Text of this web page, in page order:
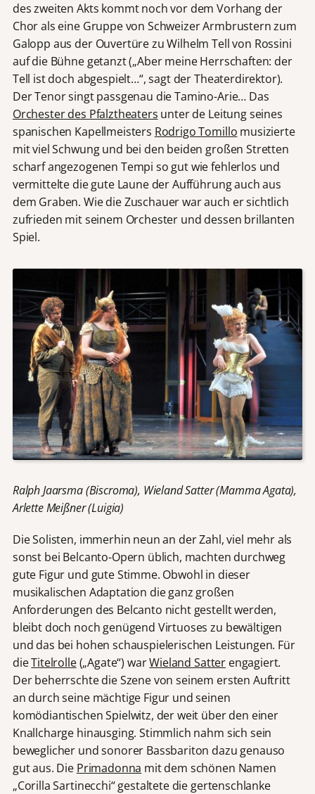
des zweiten Akts kommt noch vor dem Vorhang der
Chor als eine Gruppe von Schweizer Armbrustern zum
Galopp aus der Ouvertüre zu Wilhelm Tell von Rossini
auf die Bühne getanzt („Aber meine Herrschaften: der
Tell ist doch abgespielt…“, sagt der Theaterdirektor).
Der Tenor singt passgenau die Tamino-Arie… Das
Orchester des Pfalztheaters unter de Leitung seines
spanischen Kapellmeisters Rodrigo Tomillo musizierte
mit viel Schwung und bei den beiden großen Stretten
scharf angezogenen Tempi so gut wie fehlerlos und
vermittelte die gute Laune der Aufführung auch aus
dem Graben. Wie die Zuschauer war auch er sichtlich
zufrieden mit seinem Orchester und dessen brillanten
Spiel.
Ralph Jaarsma (Biscroma), Wieland Satter (Mamma Agata),
Arlette Meißner (Luigia)
Die Solisten, immerhin neun an der Zahl, viel mehr als
sonst bei Belcanto-Opern üblich, machten durchweg
gute Figur und gute Stimme. Obwohl in dieser
musikalischen Adaptation die ganz großen
Anforderungen des Belcanto nicht gestellt werden,
bleibt doch noch genügend Virtuoses zu bewältigen
und das bei hohen schauspielerischen Leistungen. Für
dieTitelrolle(„Agate“) warWieland Satter engagiert.
Der beherrschte die Szene von seinem ersten Auftritt
an durch seine mächtige Figur und seinen
komödiantischen Spielwitz, der weit über den einer
Knallcharge hinausging. Stimmlich nahm sich sein
beweglicher und sonorer Bassbariton dazu genauso
gut aus. Die Primadonna mit dem schönen Namen
„Corilla Sartinecchi“ gestaltete die gertenschlanke